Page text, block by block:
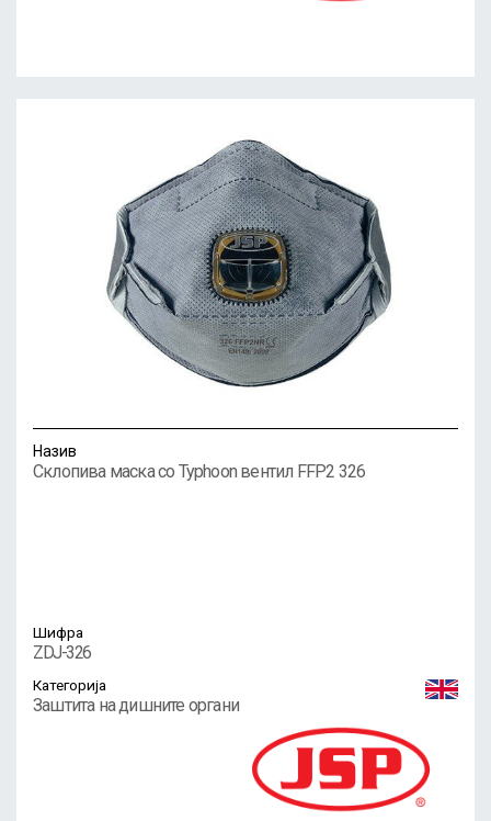
Назив
Склопива маска со Typhoon вентил FFP2 326
Шифра
ZDJ-326
Категорија
Заштита на дишните органи